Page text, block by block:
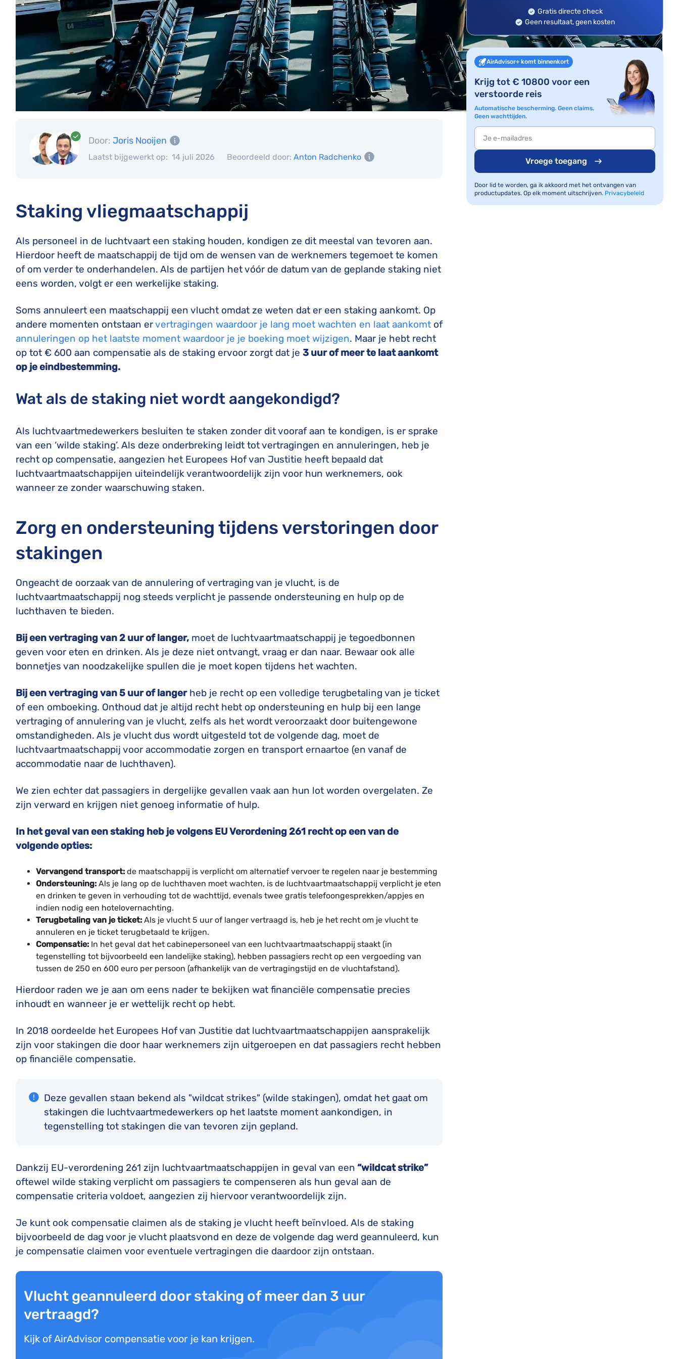
Door: Joris Nooijen
Laatst bijgewerkt op: 14 juli 2026 Beoordeeld door: Anton Radchenko
Staking vliegmaatschappij
Als personeel in de luchtvaart een staking houden, kondigen ze dit meestal van tevoren aan.
Hierdoor heeft de maatschappij de tijd om de wensen van de werknemers tegemoet te komen
of om verder te onderhandelen. Als de partijen het vóór de datum van de geplande staking niet
eens worden, volgt er een werkelijke staking.
Soms annuleert een maatschappij een vlucht omdat ze weten dat er een staking aankomt. Op
andere momenten ontstaan ervertragingen waardoor je lang moet wachten en laat aankomt of
annuleringen op het laatste moment waardoor je je boeking moet wijzigen. Maar je hebt recht
op tot € 600 aan compensatie als de staking ervoor zorgt dat je 3 uur of meer te laat aankomt
op je eindbestemming.
Wat als de staking niet wordt aangekondigd?
Als luchtvaartmedewerkers besluiten te staken zonder dit vooraf aan te kondigen, is er sprake
van een ‘wilde staking’. Als deze onderbreking leidt tot vertragingen en annuleringen, heb je
recht op compensatie, aangezien het Europees Hof van Justitie heeft bepaald dat
luchtvaartmaatschappijen uiteindelijk verantwoordelijk zijn voor hun werknemers, ook
wanneer ze zonder waarschuwing staken.
Zorg en ondersteuning tijdens verstoringen door
stakingen
Ongeacht de oorzaak van de annulering of vertraging van je vlucht, is de
luchtvaartmaatschappij nog steeds verplicht je passende ondersteuning en hulp op de
luchthaven te bieden.
Bij een vertraging van 2 uur of langer, moet de luchtvaartmaatschappij je tegoedbonnen
geven voor eten en drinken. Als je deze niet ontvangt, vraag er dan naar. Bewaar ook alle
bonnetjes van noodzakelijke spullen die je moet kopen tijdens het wachten.
Bij een vertraging van 5 uur of langerheb je recht op een volledige terugbetaling van je ticket
of een omboeking. Onthoud dat je altijd recht hebt op ondersteuning en hulp bij een lange
vertraging of annulering van je vlucht, zelfs als het wordt veroorzaakt door buitengewone
omstandigheden. Als je vlucht dus wordt uitgesteld tot de volgende dag, moet de
luchtvaartmaatschappij voor accommodatie zorgen en transport ernaartoe (en vanaf de
accommodatie naar de luchthaven).
We zien echter dat passagiers in dergelijke gevallen vaak aan hun lot worden overgelaten. Ze
zijn verward en krijgen niet genoeg informatie of hulp.
In het geval van een staking heb je volgens EU Verordening 261 recht op een van de
volgende opties:
Vervangend transport: de maatschappij is verplicht om alternatief vervoer te regelen naar je bestemming
Ondersteuning: Als je lang op de luchthaven moet wachten, is de luchtvaartmaatschappij verplicht je eten
en drinken te geven in verhouding tot de wachttijd, evenals twee gratis telefoongesprekken/appjes en
indien nodig een hotelovernachting.
Terugbetaling van je ticket: Als je vlucht 5 uur of langer vertraagd is, heb je het recht om je vlucht te
annuleren en je ticket terugbetaald te krijgen.
Compensatie: In het geval dat het cabinepersoneel van een luchtvaartmaatschappij staakt (in
tegenstelling tot bijvoorbeeld een landelijke staking), hebben passagiers recht op een vergoeding van
tussen de 250 en 600 euro per persoon (afhankelijk van de vertragingstijd en de vluchtafstand).
Hierdoor raden we je aan om eens nader te bekijken wat financiële compensatie precies
inhoudt en wanneer je er wettelijk recht op hebt.
In 2018 oordeelde het Europees Hof van Justitie dat luchtvaartmaatschappijen aansprakelijk
zijn voor stakingen die door haar werknemers zijn uitgeroepen en dat passagiers recht hebben
op financiële compensatie.
Deze gevallen staan ​​bekend als "wildcat strikes" (wilde stakingen), omdat het gaat om
stakingen die luchtvaartmedewerkers op het laatste moment aankondigen, in
tegenstelling tot stakingen die van tevoren zijn gepland.
Dankzij EU-verordening 261 zijn luchtvaartmaatschappijen in geval van een “wildcat strike”
oftewel wilde staking verplicht om passagiers te compenseren als hun geval aan de
compensatie criteria voldoet, aangezien zij hiervoor verantwoordelijk zijn.
Je kunt ook compensatie claimen als de staking je vlucht heeft beïnvloed. Als de staking
bijvoorbeeld de dag voor je vlucht plaatsvond en deze de volgende dag werd geannuleerd, kun
je compensatie claimen voor eventuele vertragingen die daardoor zijn ontstaan.
Vlucht geannuleerd door staking of meer dan 3 uur
vertraagd?
Kijk of AirAdvisor compensatie voor je kan krijgen.
Gratis directe check
Geen resultaat, geen kosten
AirAdvisor+ komt binnenkort
Krijg tot € 10800 voor een
verstoorde reis
Automatische bescherming. Geen claims.
Geen wachttijden.
Vroege toegang
Door lid te worden, ga ik akkoord met het ontvangen van
productupdates. Op elk moment uitschrijven. Privacybeleid